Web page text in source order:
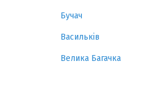
Бучач
Васильків
Велика Багачка